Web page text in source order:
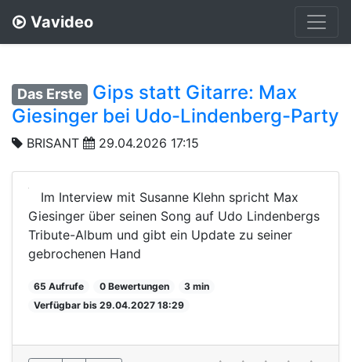
Vavideo
Das Erste
Gips statt Gitarre: Max
Giesinger bei Udo-Lindenberg-Party
BRISANT 29.04.2026 17:15
Im Interview mit Susanne Klehn spricht Max
Giesinger über seinen Song auf Udo Lindenbergs
Tribute-Album und gibt ein Update zu seiner
gebrochenen Hand
65 Aufrufe 0 Bewertungen
3 min
Verfügbar bis 29.04.2027 18:29